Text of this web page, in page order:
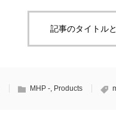
記事のタイトル
MHP -, Products